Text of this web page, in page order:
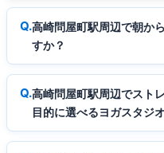
高崎問屋町駅周辺で朝か
すか？
高崎問屋町駅周辺でスト
目的に選べるヨガスタジ